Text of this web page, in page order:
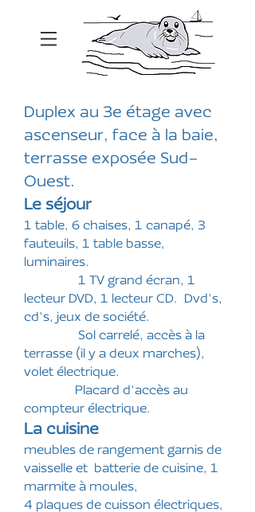
Duplex au 3e étage avec
ascenseur, face à la baie,
terrasse exposée Sud-
Ouest.
Le séjour
1 table, 6 chaises, 1 canapé, 3
fauteuils, 1 table basse,
luminaires.
1 TV grand écran, 1
lecteur DVD, 1 lecteur CD. Dvd’s,
cd’s, jeux de société.
Sol carrelé, accès à la
terrasse (il y a deux marches),
volet électrique.
Placard d’accès au
compteur électrique.
La cuisine
meubles de rangement garnis de
vaisselle et batterie de cuisine, 1
marmite à moules,
4 plaques de cuisson électriques,